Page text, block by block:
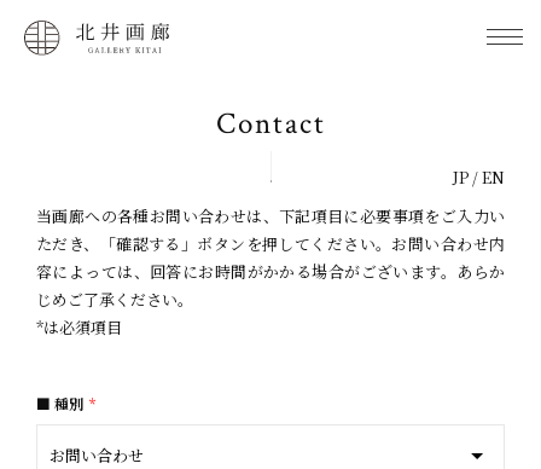
Contact
JP /EN
当画廊への各種お問い合わせは、下記項目に必要事項をご入力い
ただき、「確認する」ボタンを押してください。お問い合わせ内
容によっては、回答にお時間がかかる場合がございます。あらか
じめご了承ください。
*は必須項目
種別 *